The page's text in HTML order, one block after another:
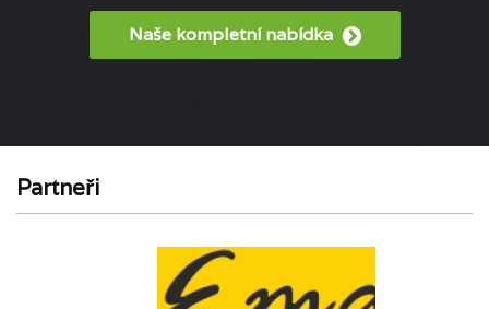
Naše kompletní nabídka
Partneři